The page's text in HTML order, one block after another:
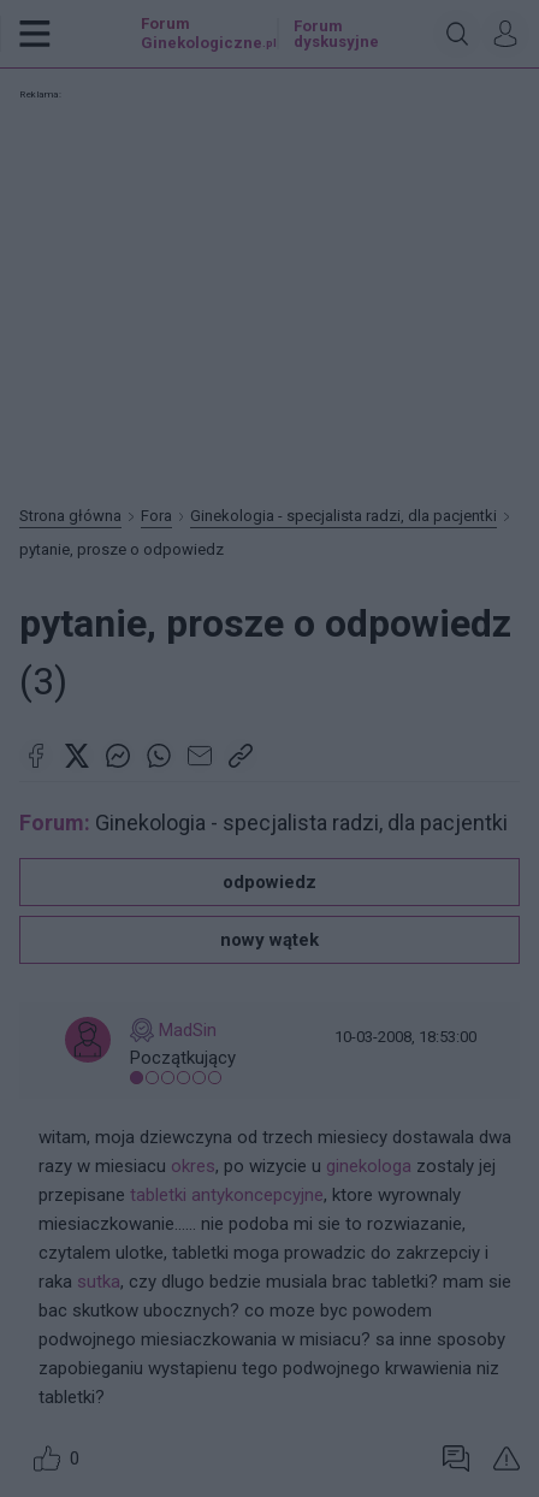
Forum
Ginekologiczne .pl
Forum
dyskusyjne
Reklama:
Strona główna Fora
Ginekologia - specjalista radzi, dla pacjentki
pytanie, prosze o odpowiedz
pytanie, prosze o odpowiedz
(3)
Forum: Ginekologia - specjalista radzi, dla pacjentki
odpowiedz
nowy wątek
MadSin
Początkujący
10-03-2008, 18:53:00
witam, moja dziewczyna od trzech miesiecy dostawala dwa
razy w miesiacu okres, po wizycie u ginekologa zostaly jej
przepisane tabletki antykoncepcyjne, ktore wyrownaly
miesiaczkowanie...... nie podoba mi sie to rozwiazanie,
czytalem ulotke, tabletki moga prowadzic do zakrzepciy i
raka sutka, czy dlugo bedzie musiala brac tabletki? mam sie
bac skutkow ubocznych? co moze byc powodem
podwojnego miesiaczkowania w misiacu? sa inne sposoby
zapobieganiu wystapienu tego podwojnego krwawienia niz
tabletki?
0